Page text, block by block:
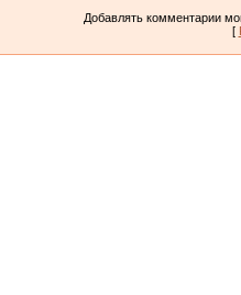
Добавлять комментарии
[